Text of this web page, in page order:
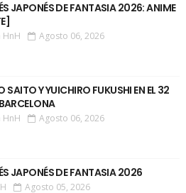
JAPONÉS DE FANTASIA 2026: ANIME
HnH Agosto 06, 2026
SAITO Y YUICHIRO FUKUSHI EN EL 32
HnH Agosto 06, 2026
JAPONÉS DE FANTASIA 2026
Agosto 05, 2026